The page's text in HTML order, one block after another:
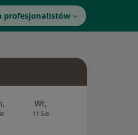
profesjonalistów
Wt,
11 Sie